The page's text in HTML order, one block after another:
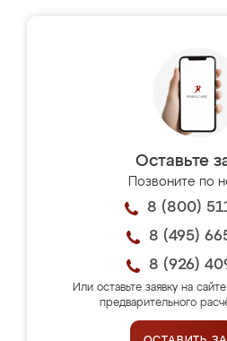
Оставьте
Позвоните по
8 (800)
8 (495)
8 (926)
Или оставьте заявку на
предварительного